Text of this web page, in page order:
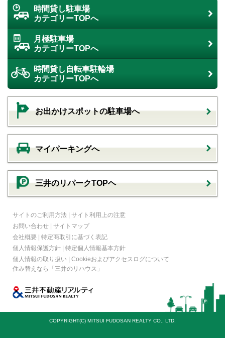
時間貸し駐車場
カテゴリーTOPへ
月極駐車場
カテゴリーTOPへ
時間貸し自転車駐輪場
カテゴリーTOPへ
お出かけスポットの駐車場へ
マイパーキングへ
三井のリパークTOPヘ
サイトのご利用方法 | サイト利用上の注意
お問い合わせ | サイトマップ
会社概要 | 特定商取引に基づく表記
個人情報保護方針 | 特定個人情報基本方針
個人情報の取り扱い | Cookieおよびアクセスログについて
住み替えなら
「三井のリハウス」
COPYRIGHT(C) MITSUI FUDOSAN REALTY CO., LTD.